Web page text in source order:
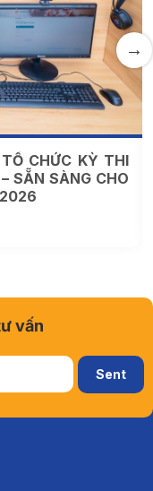
CHỨC KỲ THI
SẴN SÀNG CHO
vấn